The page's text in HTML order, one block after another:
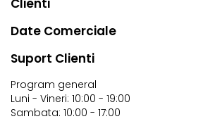
Clienti
Date Comerciale
Suport Clienti
Program general
Luni - Vineri: 10:00 - 19:00
Sambata: 10:00 - 17:00